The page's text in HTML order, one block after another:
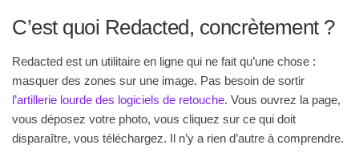
C’est quoi Redacted, concrètement ?
Redacted est un utilitaire en ligne qui ne fait qu’une chose :
masquer des zones sur une image. Pas besoin de sortir
l’artillerie lourde des logiciels de retouche. Vous ouvrez la page,
vous déposez votre photo, vous cliquez sur ce qui doit
disparaître, vous téléchargez. Il n’y a rien d’autre à comprendre.